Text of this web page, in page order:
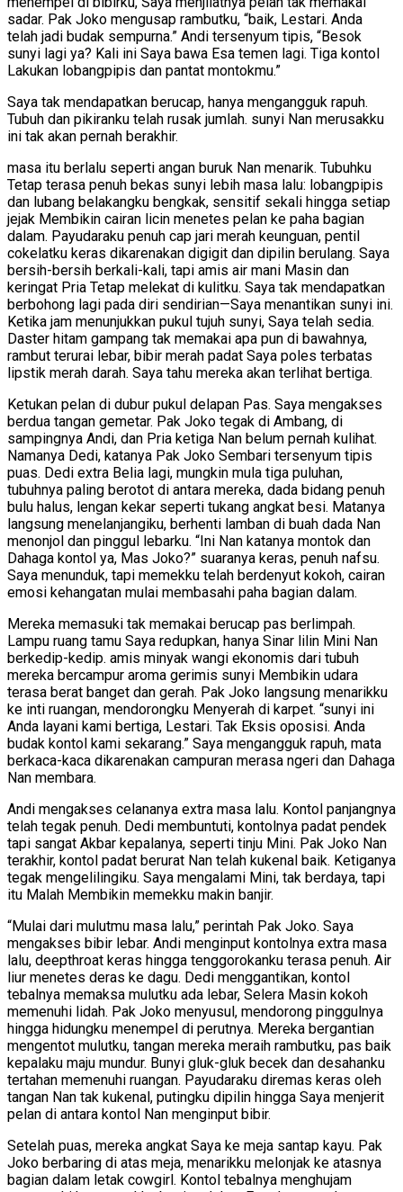
sadar. Pak Joko mengusap rambutku, “baik, Lestari. Anda
telah jadi budak sempurna.” Andi tersenyum tipis, “Besok
sunyi lagi ya? Kali ini Saya bawa Esa temen lagi. Tiga kontol
Lakukan lobangpipis dan pantat montokmu.”
Saya tak mendapatkan berucap, hanya mengangguk rapuh.
Tubuh dan pikiranku telah rusak jumlah. sunyi Nan merusakku
ini tak akan pernah berakhir.
masa itu berlalu seperti angan buruk Nan menarik. Tubuhku
Tetap terasa penuh bekas sunyi lebih masa lalu: lobangpipis
dan lubang belakangku bengkak, sensitif sekali hingga setiap
jejak Membikin cairan licin menetes pelan ke paha bagian
dalam. Payudaraku penuh cap jari merah keunguan, pentil
cokelatku keras dikarenakan digigit dan dipilin berulang. Saya
bersih-bersih berkali-kali, tapi amis air mani Masin dan
keringat Pria Tetap melekat di kulitku. Saya tak mendapatkan
berbohong lagi pada diri sendirian—Saya menantikan sunyi ini.
Ketika jam menunjukkan pukul tujuh sunyi, Saya telah sedia.
Daster hitam gampang tak memakai apa pun di bawahnya,
rambut terurai lebar, bibir merah padat Saya poles terbatas
lipstik merah darah. Saya tahu mereka akan terlihat bertiga.
Ketukan pelan di dubur pukul delapan Pas. Saya mengakses
berdua tangan gemetar. Pak Joko tegak di Ambang, di
sampingnya Andi, dan Pria ketiga Nan belum pernah kulihat.
Namanya Dedi, katanya Pak Joko Sembari tersenyum tipis
puas. Dedi extra Belia lagi, mungkin mula tiga puluhan,
tubuhnya paling berotot di antara mereka, dada bidang penuh
bulu halus, lengan kekar seperti tukang angkat besi. Matanya
langsung menelanjangiku, berhenti lamban di buah dada Nan
menonjol dan pinggul lebarku. “Ini Nan katanya montok dan
Dahaga kontol ya, Mas Joko?” suaranya keras, penuh nafsu.
Saya menunduk, tapi memekku telah berdenyut kokoh, cairan
emosi kehangatan mulai membasahi paha bagian dalam.
Mereka memasuki tak memakai berucap pas berlimpah.
Lampu ruang tamu Saya redupkan, hanya Sinar lilin Mini Nan
berkedip-kedip. amis minyak wangi ekonomis dari tubuh
mereka bercampur aroma gerimis sunyi Membikin udara
terasa berat banget dan gerah. Pak Joko langsung menarikku
ke inti ruangan, mendorongku Menyerah di karpet. “sunyi ini
Anda layani kami bertiga, Lestari. Tak Eksis oposisi. Anda
budak kontol kami sekarang.” Saya mengangguk rapuh, mata
berkaca-kaca dikarenakan campuran merasa ngeri dan Dahaga
Nan membara.
Andi mengakses celananya extra masa lalu. Kontol panjangnya
telah tegak penuh. Dedi membuntuti, kontolnya padat pendek
tapi sangat Akbar kepalanya, seperti tinju Mini. Pak Joko Nan
terakhir, kontol padat berurat Nan telah kukenal baik. Ketiganya
tegak mengelilingiku. Saya mengalami Mini, tak berdaya, tapi
itu Malah Membikin memekku makin banjir.
“Mulai dari mulutmu masa lalu,” perintah Pak Joko. Saya
mengakses bibir lebar. Andi menginput kontolnya extra masa
lalu, deepthroat keras hingga tenggorokanku terasa penuh. Air
liur menetes deras ke dagu. Dedi menggantikan, kontol
tebalnya memaksa mulutku ada lebar, Selera Masin kokoh
memenuhi lidah. Pak Joko menyusul, mendorong pinggulnya
hingga hidungku menempel di perutnya. Mereka bergantian
mengentot mulutku, tangan mereka meraih rambutku, pas baik
kepalaku maju mundur. Bunyi gluk-gluk becek dan desahanku
tertahan memenuhi ruangan. Payudaraku diremas keras oleh
tangan Nan tak kukenal, putingku dipilin hingga Saya menjerit
pelan di antara kontol Nan menginput bibir.
Setelah puas, mereka angkat Saya ke meja santap kayu. Pak
Joko berbaring di atas meja, menarikku melonjak ke atasnya
bagian dalam letak cowgirl. Kontol tebalnya menghujam